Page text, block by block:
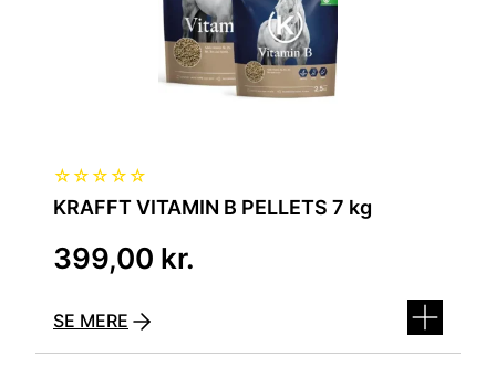
☆ ☆ ☆ ☆ ☆
KRAFFT VITAMIN B PELLETS 7 kg
399,00 kr.
SE MERE